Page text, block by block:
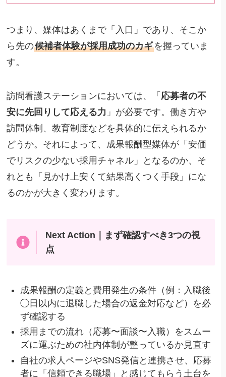
つまり、媒体はあくまで「入口」であり、そこか
ら先の候補者体験が採用成功のカギを握っていま
す。
訪問看護ステーションにおいては、「 応募者の不
安に先回りして応える力 」が必要です。働き方や
訪問体制、教育制度などを具体的に伝えられるか
どうか。それによって、成果報酬型媒体が「安価
でリスクの少ない採用チャネル」となるのか、そ
れとも「見かけ上安くて結果高くつく手段」にな
るのかが大きく変わります。
Next Action｜まず確認すべき3つの視
点
成果報酬の定義と費用発生の条件（例：入職後
◯日以内に退職した場合の返金対応など）を必
ず確認する
採用までの流れ（応募〜面談〜入職）をスムー
ズに運ぶための社内体制が整っているか見直す
自社の求人ページやSNS発信と連携させ、応募
者に「信頼できる職場」と感じてもらう土台を